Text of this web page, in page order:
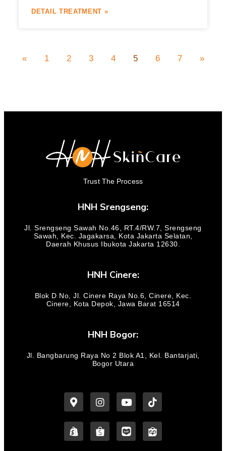
DETAIL TREATMENT »
« 1 2 3 4 5 6 7 »
Trust The Process
HNH Srengseng:
Jl. Srengseng Sawah No.46, RT.4/RW.7, Srengseng
Sawah, Kec. Jagakarsa, Kota Jakarta Selatan,
Daerah Khusus Ibukota Jakarta 12630.
HNH Cinere:
Blok D No, Jl. Cinere Raya No.6, Cinere, Kec.
Cinere, Kota Depok, Jawa Barat 16514
HNH Bogor:
Jl. Bangbarung Raya No 2 Blok A1, Kel. Bantarjati,
Bogor Utara